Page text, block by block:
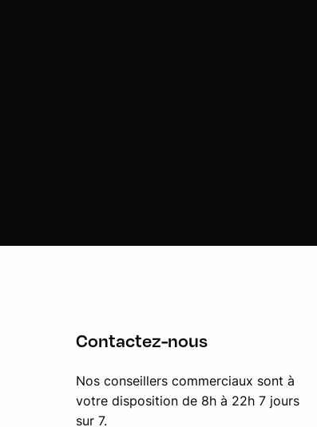
Contactez-nous
Nos conseillers commerciaux sont à
votre disposition de 8h à 22h 7 jours
sur 7.